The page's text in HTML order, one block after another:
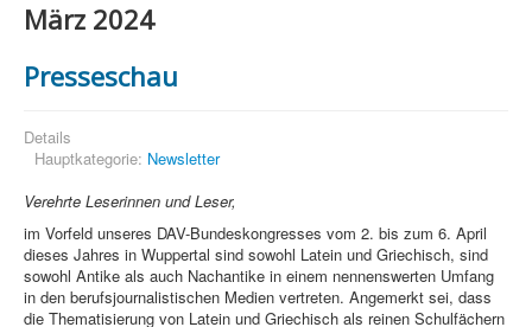
März 2024
Presseschau
Details
Hauptkategorie: Newsletter
Verehrte Leserinnen und Leser,
im Vorfeld unseres DAV-Bundeskongresses vom 2. bis zum 6. April
dieses Jahres in Wuppertal sind sowohl Latein und Griechisch, sind
sowohl Antike als auch Nachantike in einem nennenswerten Umfang
in den berufsjournalistischen Medien vertreten. Angemerkt sei, dass
die Thematisierung von Latein und Griechisch als reinen Schulfächern